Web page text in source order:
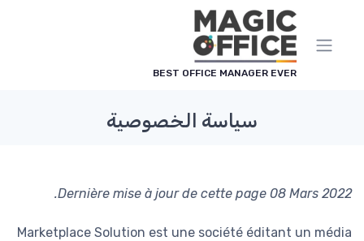
BEST OFFICE MANAGER EVER
سياسة الخصوصية
Dernière mise à jour de cette page 08 Mars 2022.
Marketplace Solution est une société éditant un média
لوحة إدارة ملفات تعريف الارتباط